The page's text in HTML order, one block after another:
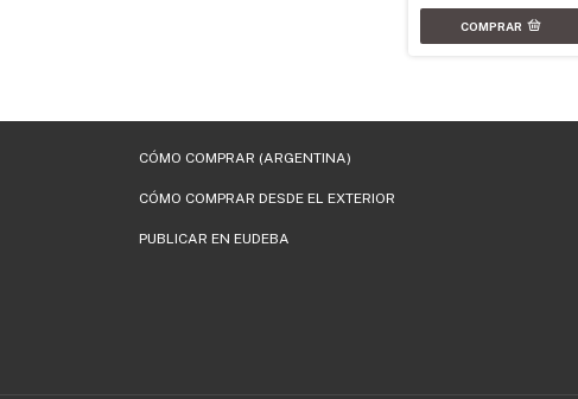
CÓMO COMPRAR (ARGENTINA)
CÓMO COMPRAR DESDE EL EXTERIOR
PUBLICAR EN EUDEBA